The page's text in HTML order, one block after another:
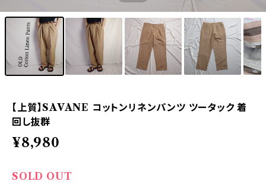
【上質】SAVANE コットンリネンパンツ ツータック 着
回し抜群
¥8,980
SOLD OUT